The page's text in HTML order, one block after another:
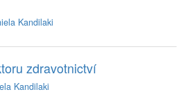
Kandilaki
zdravotnictví
Kandilaki